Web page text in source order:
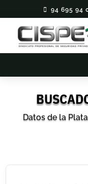
94 695 94
Datos de la